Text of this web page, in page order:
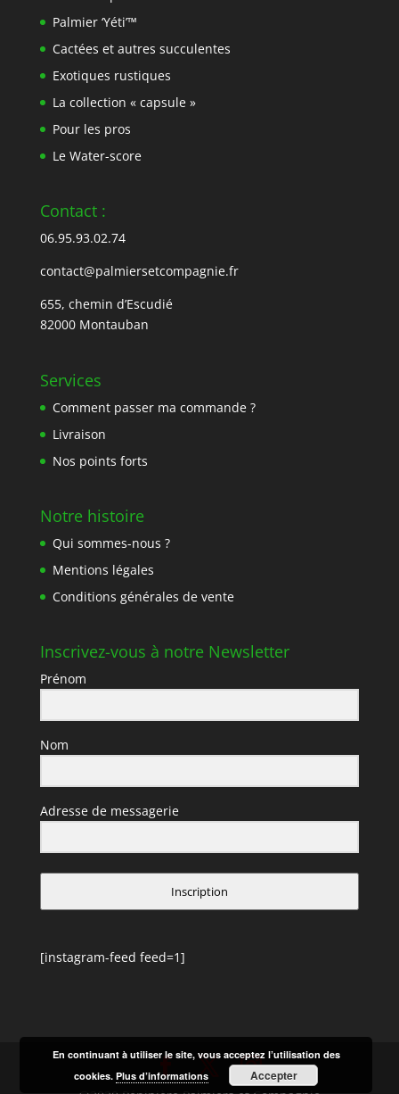
Palmier ‘Yéti’™
Cactées et autres succulentes
Exotiques rustiques
La collection « capsule »
Pour les pros
Le Water-score
Contact :
06.95.93.02.74
contact@palmiersetcompagnie.fr
655, chemin d’Escudié
82000 Montauban
Services
Comment passer ma commande ?
Livraison
Nos points forts
Notre histoire
Qui sommes-nous ?
Mentions légales
Conditions générales de vente
Inscrivez-vous à notre Newsletter
Prénom
Nom
Adresse de messagerie
Inscription
[instagram-feed feed=1]
En continuant à utiliser le site, vous acceptez l’utilisation des
cookies.Plus d’informations Accepter